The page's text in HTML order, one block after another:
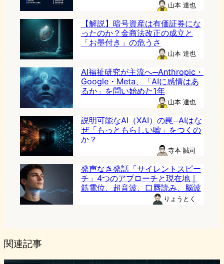
山本 達也
【解説】暗号資産は有価証券にな
ったのか？金商法改正の成立と
「お墨付き」の危うさ
山本 達也
AI福祉研究が主流へ─Anthropic・
Google・Meta、「AIに感情はあ
るか」を問い始めた1年
山本 達也
説明可能なAI（XAI）の罠─AIはな
ぜ「もっともらしい嘘」をつくの
か？
寺本 誠司
発声なき発話「サイレントスピー
チ」4つのアプローチと現在地｜
筋電位、超音波、口唇読み、脳波
りょうとく
関連記事